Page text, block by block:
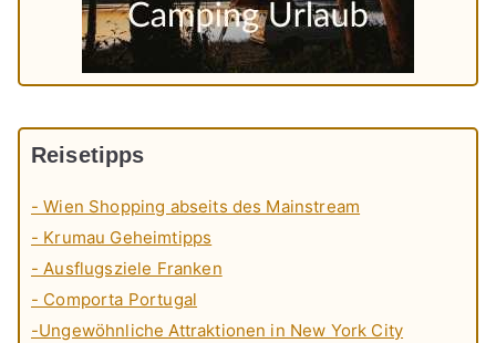
Reisetipps
- Wien Shopping abseits des Mainstream
- Krumau Geheimtipps
- Ausflugsziele Franken
- Comporta Portugal
-Ungewöhnliche Attraktionen in New York City